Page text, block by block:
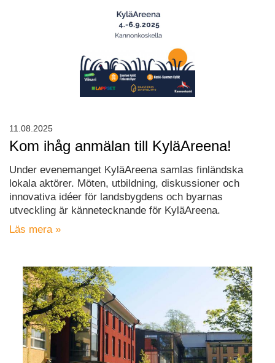
Kom ihåg anmälan till KyläAreena!
Under evenemanget KyläAreena samlas finländska
lokala aktörer. Möten, utbildning, diskussioner och
innovativa idéer för landsbygdens och byarnas
utveckling är kännetecknande för KyläAreena.
Läs mera »
11.08.2025